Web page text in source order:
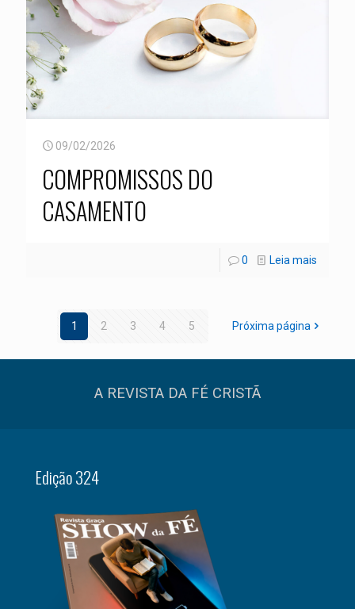
09/02/2026
COMPROMISSOS DO
CASAMENTO
0 Leia mais
1 2 3 4 5 Próxima página
A REVISTA DA FÉ CRISTÃ
Edição 324